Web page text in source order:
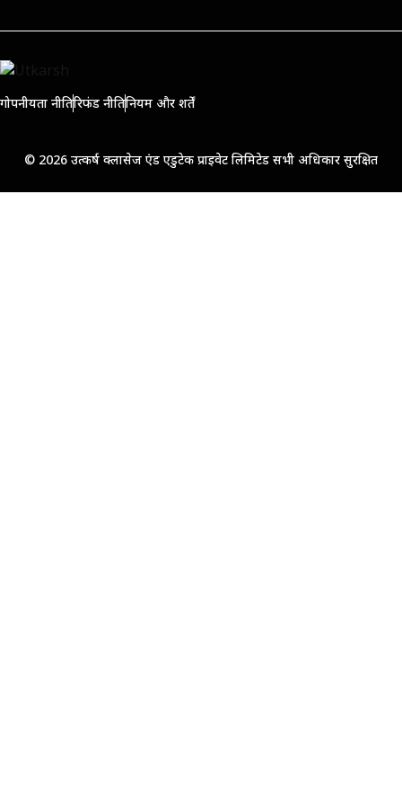
गोपनीयता नीतिरिफंड नीतिनियम और शर्तें
© 2026 उत्कर्ष क्लासेज एंड एडुटेक प्राइवेट लिमिटेड सभी अधिकार सुरक्षित